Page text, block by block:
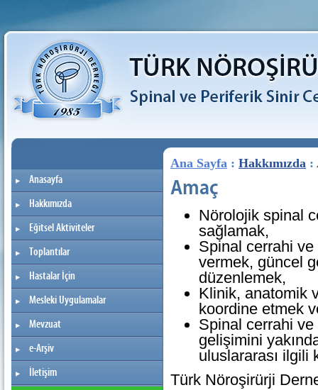
Anasayfa
Hakkımızda
Eğitsel Aktiviteler
Toplantılar
Hastalar İçin
Mesleki Uygulamalar
Mevzuat
e-Arşiv
İletişim
Ana Sayfa : Hakkımızda :
Amaç
Nörolojik spinal
sağlamak,
Spinal cerrahi
vermek, güncel
düzenlemek,
Klinik, anatomik
koordine etmek
Spinal cerrahi
gelişimini
uluslararası ilgili
Türk Nöroşirürji